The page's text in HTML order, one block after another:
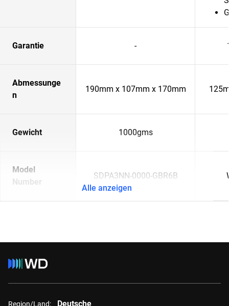
Garantie -
Abmessunge
n
190mm x 107mm x 170mm
Gewicht 1000gms
Model
Number
SDPA3NN-0000-GBR6B
Alle anzeigen
Region/Land: Deutsche